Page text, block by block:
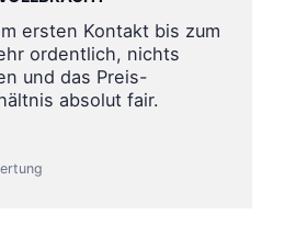
ersten Kontakt bis zum
ordentlich, nichts
und das Preis-
absolut fair.